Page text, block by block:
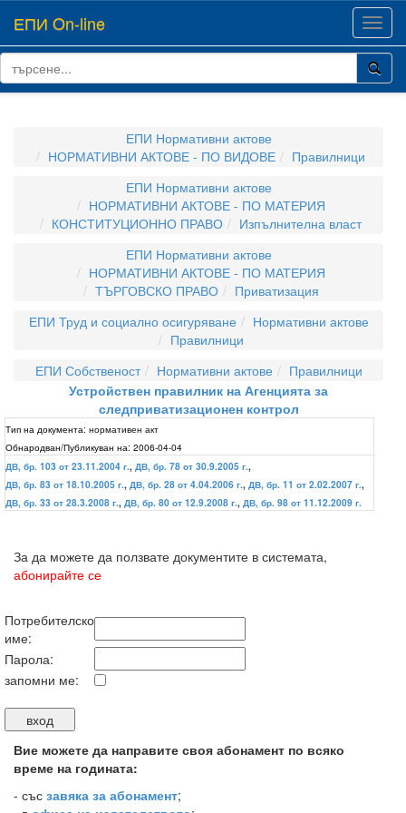
ЕПИ On-line
ЕПИ Нормативни актове
НОРМАТИВНИ АКТОВЕ - ПО ВИДОВЕ
Правилници
ЕПИ Нормативни актове
НОРМАТИВНИ АКТОВЕ - ПО МАТЕРИЯ
КОНСТИТУЦИОННО ПРАВО
Изпълнителна власт
ЕПИ Нормативни актове
НОРМАТИВНИ АКТОВЕ - ПО МАТЕРИЯ
ТЪРГОВСКО ПРАВО
Приватизация
ЕПИ Труд и социално осигуряване
Нормативни актове
Правилници
ЕПИ Собственост
Нормативни актове
Правилници
Устройствен правилник на Агенцията за
следприватизационен контрол
Тип на документа: нормативен акт
Обнародван/Публикуван на: 2006-04-04
ДВ, бр. 103 от 23.11.2004 г., ДВ, бр. 78 от 30.9.2005 г.,
ДВ, бр. 83 от 18.10.2005 г., ДВ, бр. 28 от 4.04.2006 г., ДВ, бр. 11 от 2.02.2007 г.,
ДВ, бр. 33 от 28.3.2008 г., ДВ, бр. 80 от 12.9.2008 г., ДВ, бр. 98 от 11.12.2009 г.
За да можете да ползвате документите в системата,
абонирайте се
Потребителско
име:
Парола:
запомни ме:
Вие можете да направите своя абонамент по всяко
време на годината:
- със завяка за абонамент;